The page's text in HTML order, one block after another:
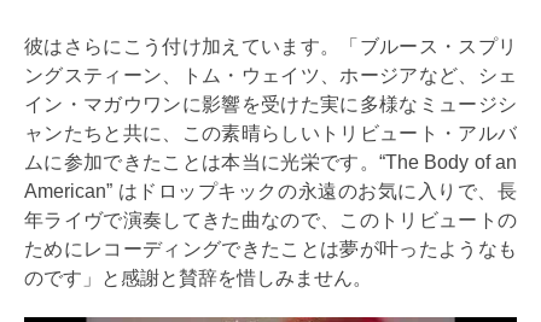
彼はさらにこう付け加えています。「ブルース・スプリ
ングスティーン、トム・ウェイツ、ホージアなど、シェ
イン・マガウワンに影響を受けた実に多様なミュージシ
ャンたちと共に、この素​​晴らしいトリビュート・アルバ
ムに参加できたことは本当に光栄です。“The Body of an
American” はドロップキックの永遠のお気に入りで、長
年ライヴで演奏してきた曲なので、このトリビュートの
ためにレコーディングできたことは夢が叶ったようなも
のです」と感謝と賛辞を惜しみません。